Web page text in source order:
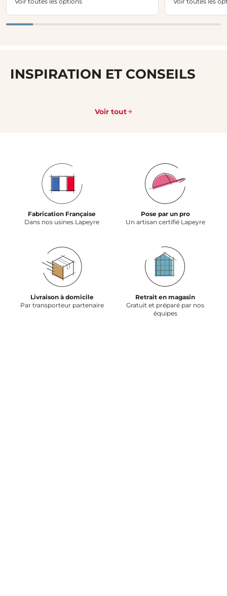
INSPIRATION ET CONSEILS
Voir tout
Fabrication Française
Dans nos usines Lapeyre
Pose par un pro
Un artisan certifié Lapeyre
Livraison à domicile
Par transporteur partenaire
Retrait en magasin
Gratuit et préparé par nos
équipes